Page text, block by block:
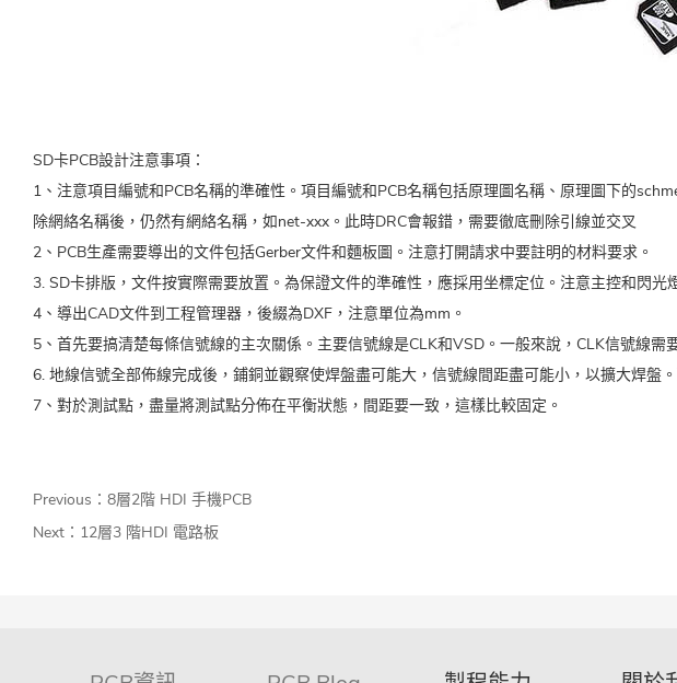
SD卡PCB設計注意事項：
1、注意項目編號和PCB名稱的準確性。項目編號和PCB名稱包括原理圖名稱、原理圖下的
除網絡名稱後，仍然有網絡名稱，如net-xxx。此時DRC會報錯，需要徹底刪除引線並交叉
2、PCB生產需要導出的文件包括Gerber文件和麵板圖。注意打開請求中要註明的材料要求。
3. SD卡排版，文件按實際需要放置。為保證文件的準確性，應採用坐標定位。注意主控和閃光
4、導出CAD文件到工程管理器，後綴為DXF，注意單位為mm。
5、首先要搞清楚每條信號線的主次關係。主要信號線是CLK和VSD。一般來說，CLK信號線需
6. 地線信號全部佈線完成後，鋪銅並觀察使焊盤盡可能大，信號線間距盡可能小，以擴大焊盤
7、對於測試點，盡量將測試點分佈在平衡狀態，間距要一致，這樣比較固定。
Previous： 8層2階 HDI 手機PCB
Next： 12層3 階HDI 電路板